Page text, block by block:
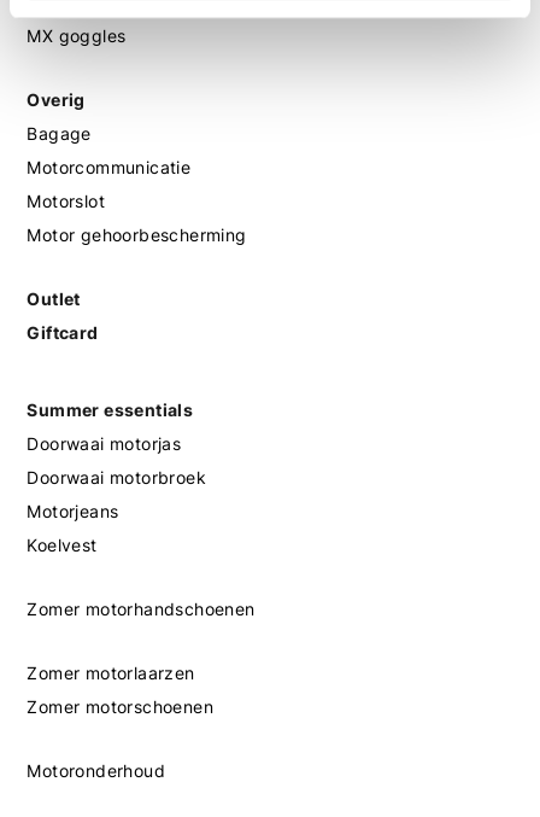
MX goggles
Overig
Bagage
Motorcommunicatie
Motorslot
Motor gehoorbescherming
Outlet
Giftcard
Summer essentials
Doorwaai motorjas
Doorwaai motorbroek
Motorjeans
Koelvest
Zomer motorhandschoenen
Zomer motorlaarzen
Zomer motorschoenen
Motoronderhoud